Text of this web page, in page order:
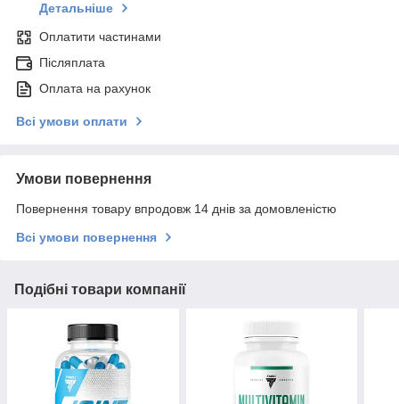
Детальніше
Оплатити частинами
Післяплата
Оплата на рахунок
Всі умови оплати
Умови повернення
Повернення товару впродовж 14 днів за домовленістю
Всі умови повернення
Подібні товари компанії